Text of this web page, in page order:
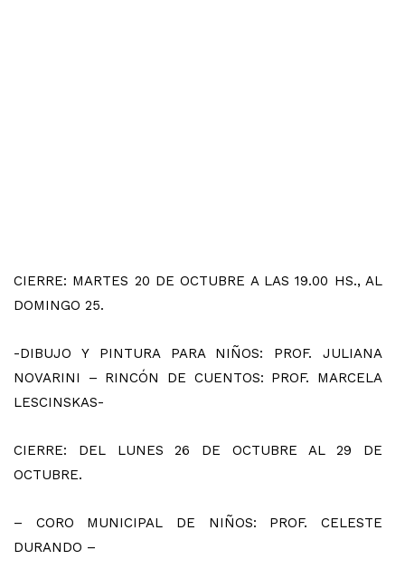
CIERRE: MARTES 20 DE OCTUBRE A LAS 19.00 HS., AL
DOMINGO 25.
-DIBUJO Y PINTURA PARA NIÑOS: PROF. JULIANA
NOVARINI – RINCÓN DE CUENTOS: PROF. MARCELA
LESCINSKAS-
CIERRE: DEL LUNES 26 DE OCTUBRE AL 29 DE
OCTUBRE.
– CORO MUNICIPAL DE NIÑOS: PROF. CELESTE
DURANDO –